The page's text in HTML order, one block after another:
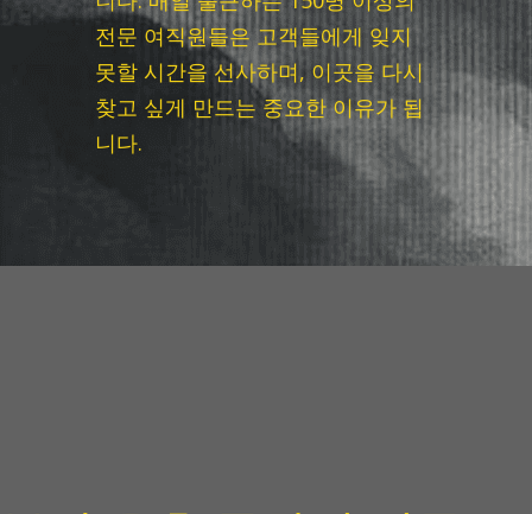
전문 여직원들은 고객들에게 잊지
못할 시간을 선사하며, 이곳을 다시
찾고 싶게 만드는 중요한 이유가 됩
니다.